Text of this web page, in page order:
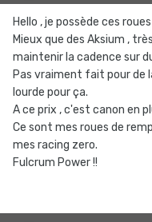
Hello , je possède ces
Mieux que des Aksium ,
maintenir la cadence sur
Pas vraiment fait pour de
lourde pour ça.
A ce prix , c'est canon en
Ce sont mes roues de
mes racing zero.
Fulcrum Power !!